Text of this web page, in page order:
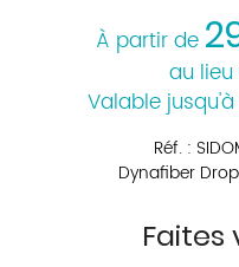
À partir de
au
Valable
Réf. :
Dynafiber
Faites